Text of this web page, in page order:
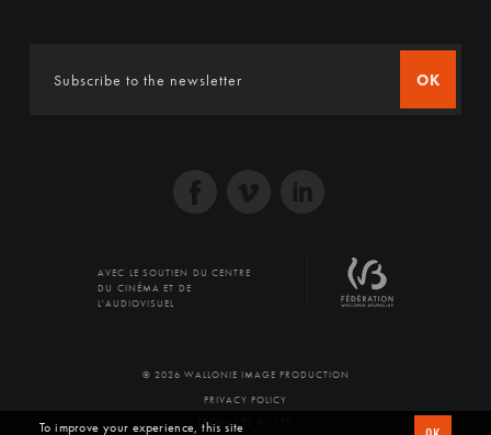
OK
AVEC LE SOUTIEN DU CENTRE
DU CINÉMA ET DE
L'AUDIOVISUEL
© 2026 WALLONIE IMAGE PRODUCTION
PRIVACY POLICY
PRODUCED BY SFD
To improve your experience, this site